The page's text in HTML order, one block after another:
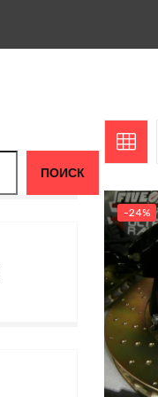
ПОИСК
-24%